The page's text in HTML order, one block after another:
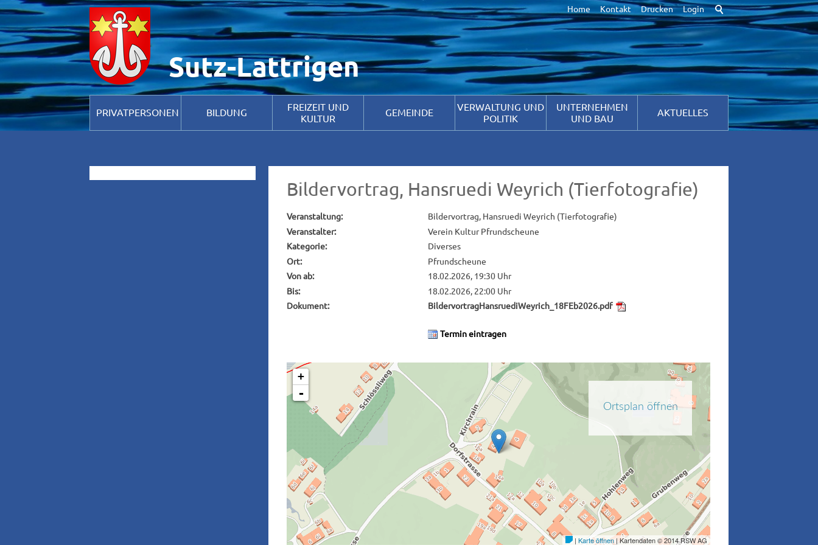
Hinweis zur Verwendung von Cookies. Um unsere Webseite für Sie optimal zu gestalten und fortlaufend verbessern zu können, verwenden wir Cookies. Durch die weitere Nutzung der Webseite stimmen Sie der
Verwendung von Cookies zu. Weitere Informationen hierzu erhalten Sie in unserenDatenschutzinformationen [x]
Sutz-Lattrigen
Home Kontakt Drucken Login
PRIVATPERSONEN BILDUNG
FREIZEIT UND
KULTUR
GEMEINDE
VERWALTUNG UND
POLITIK
UNTERNEHMEN
UND BAU
AKTUELLES
Bildervortrag, Hansruedi Weyrich (Tierfotografie)
Veranstaltung:
Bildervortrag, Hansruedi Weyrich (Tierfotografie)
Veranstalter:
Verein Kultur Pfrundscheune
Kategorie:
Diverses
Ort:
Pfrundscheune
Von ab:
18.02.2026, 19:30 Uhr
Bis:
18.02.2026, 22:00 Uhr
Dokument:
BildervortragHansruediWeyrich_18FEb2026.pdf
Termin eintragen